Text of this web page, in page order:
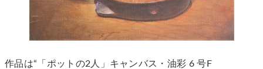
作品は“「ポットの2人」キャンバス・油彩 6 号F